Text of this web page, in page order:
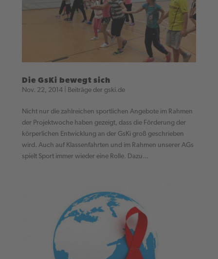
Die GsKi bewegt sich
Nov. 22, 2014| Beiträge der gski.de
Nicht nur die zahlreichen sportlichen Angebote im Rahmen
der Projektwoche haben gezeigt, dass die Förderung der
körperlichen Entwicklung an der GsKi groß geschrieben
wird. Auch auf Klassenfahrten und im Rahmen unserer AGs
spielt Sport immer wieder eine Rolle. Dazu...